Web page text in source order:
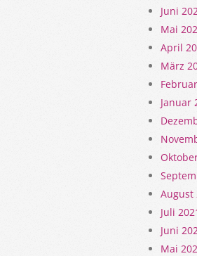
Juni
Mai
April
März
Januar
August
Juli
Juni
Mai